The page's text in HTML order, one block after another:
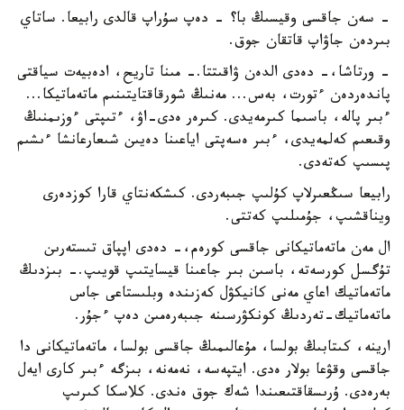
- سەن جاقسى وقيسىڭ با؟ - دەپ سۇراپ قالدى رابيعا. ساتاي
بىردەن جاۋاپ قاتقان جوق.
- ورتاشا،- دەدى الدەن ۋاقىتتا.- مىنا تاريح، ادەبيەت سياقتى
پاندەردەن ءتورت، بەس... مەنىڭ شورقاقتايتىنىم ماتەماتيكا...
ءبىر پالە، باسىما كىرمەيدى. كىرەر ەدى-اۋ، ءتىپتى ءوزىمنىڭ
وقىعىم كەلمەيدى، ءبىر ەسەپتى اياعىنا دەيىن شىعارعانشا ءىشىم
پىسىپ كەتەدى.
رابيعا سىڭعىرلاپ كۇلىپ جىبەردى. كىشكەنتاي قارا كوزدەرى
ويناقشىپ، جۇمىلىپ كەتتى.
ال مەن ماتەماتيكانى جاقسى كورەم،- دەدى اپپاق تىستەرىن
تۇگسل كورسەتە، باسىن بىر جاعىنا قيسايتىپ قويىپ.- بىزدىڭ
ماتەماتيك اعاي مەنى كانيكۋل كەزىندە وبلىستاعى جاس
ماتەماتيك-تەردىڭ كونكۋرسىنە جىبەرەمىن دەپ ءجۇر.
ارينە، كىتابىڭ بولسا، مۇعالىمىڭ جاقسى بولسا، ماتەماتيكانى دا
جاقسى وقۋعا بولار ەدى. ايتپەسە، نەمەنە، بىزگە ءبىر كارى ايەل
بەرەدى. ۇرىسقاقتىعىندا شەك جوق ەندى. كلاسكا كىرىپ